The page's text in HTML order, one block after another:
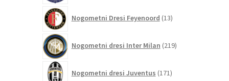
Nogometni Dresi Feyenoord 13izdelkov
Nogometni dresi Inter Milan 219izdelkov
Nogometni dresi Juventus 171izdelkov